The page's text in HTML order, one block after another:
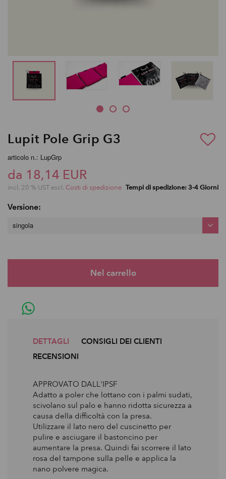
Lupit Pole Grip G3
articolo n.: LupGrp
da 18,14 EUR
incl. 20 % UST escl. Costi di spedizione Tempi di spedizione: 3-4 Giorni
Versione:
singola
DETTAGLI
CONSIGLI DEI CLIENTI
RECENSIONI
APPROVATO DALL'IPSF
Adatto a poler che lottano con i palmi sudati,
scivolano sul palo e hanno ridotta sicurezza a
causa della difficoltà con la presa.
Utilizzare il lato nero del cuscinetto per
pulire e asciugare il bastoncino per
aumentare la presa. Quindi fai scorrere il lato
rosa del tampone sulla pelle e applica la
nano polvere magica.